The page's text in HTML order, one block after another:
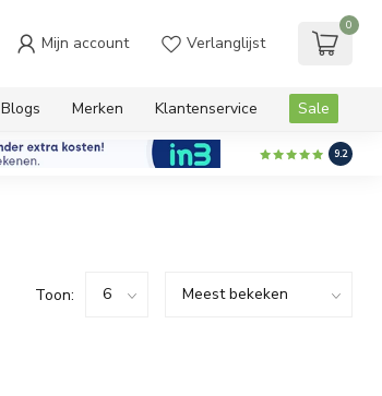
Mijn account Verlanglijst
0
Blogs Merken Klantenservice Sale
9.2
Toon: